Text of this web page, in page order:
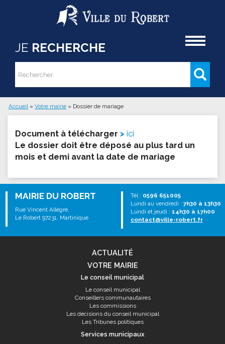
Aller au contenu principal
JE RECHERCHE
Formulaire de recherche
Rechercher
Vous êtes ici
Accueil » Votre mairie » Dossier de mariage
Document à télécharger
ici
Le dossier doit être déposé au plus tard un
mois et demi avant la date de mariage
MAIRIE DU ROBERT
Rue Vincent Allègre,
Le Robert 97231, Martinique
Tél : 0596 651005
Lundi au vendredi : 7h30 à 13h30
Lundi et jeudi : 14h30 à 17h00
contact@ville-robert.fr
ACTUALITÉ
VOTRE MAIRIE
Le conseil municipal
Le conseil municipal
Conseillers communautaires
Les commissions
Les décisions du conseil municipal
Les Tribunes politiques
Services municipaux